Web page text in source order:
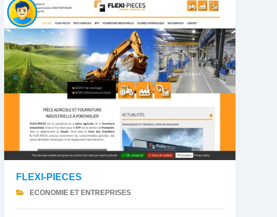
FLEXI-PIECES
ECONOMIE ET ENTREPRISES